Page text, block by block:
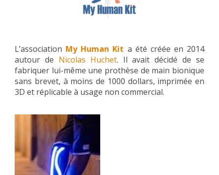
L’association My Human Kit a été créée en 2014
autour de Nicolas Huchet. Il avait décidé de se
fabriquer lui-même une prothèse de main bionique
sans brevet, à moins de 1000 dollars, imprimée en
3D et réplicable à usage non commercial.